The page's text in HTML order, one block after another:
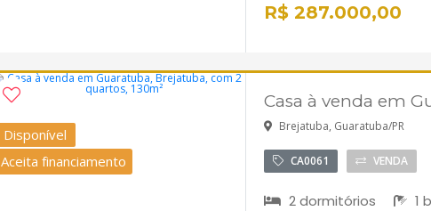
R$ 287.000,00
Disponível
Aceita financiamento
Casa à venda em
Brejatuba, Guaratuba/PR
CA0061 VENDA
2 dormitórios 1